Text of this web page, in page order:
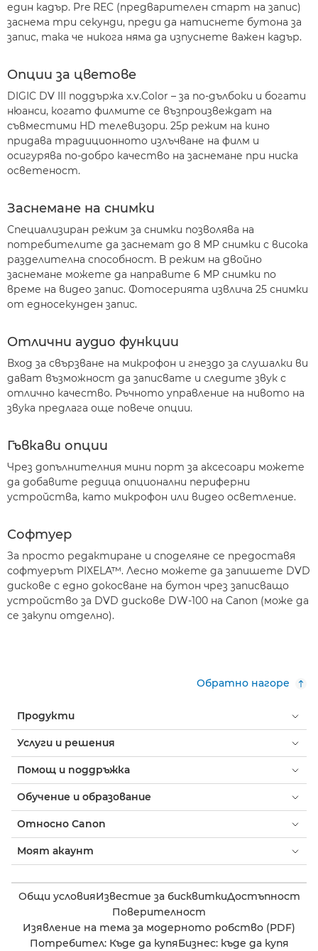
един кадър. Pre REC (предварителен старт на запис)
заснема три секунди, преди да натиснете бутона за
запис, така че никога няма да изпуснете важен кадър.
Опции за цветове
DIGIC DV III поддържа x.v.Color – за по-дълбоки и богати
нюанси, когато филмите се възпроизвеждат на
съвместими HD телевизори. 25p режим на кино
придава традиционното излъчване на филм и
осигурява по-добро качество на заснемане при ниска
осветеност.
Заснемане на снимки
Специализиран режим за снимки позволява на
потребителите да заснемат до 8 MP снимки с висока
разделителна способност. В режим на двойно
заснемане можете да направите 6 MP снимки по
време на видео запис. Фотосерията извлича 25 снимки
от едносекунден запис.
Отлични аудио функции
Вход за свързване на микрофон и гнездо за слушалки ви
дават възможност да записвате и следите звук с
отлично качество. Ръчното управление на нивото на
звука предлага още повече опции.
Гъвкави опции
Чрез допълнителния мини порт за аксесоари можете
да добавите редица опционални периферни
устройства, като микрофон или видео осветление.
Софтуер
За просто редактиране и споделяне се предоставя
софтуерът PIXELA™. Лесно можете да запишете DVD
дискове с едно докосване на бутон чрез записващо
устройство за DVD дискове DW-100 на Canon (може да
се закупи отделно).
Обратно нагоре
Продукти
Услуги и решения
Помощ и поддръжка
Обучение и образование
Относно Canon
Моят акаунт
Общи условияИзвестие за бисквиткиДостъпност
Поверителност
Изявление на тема за модерното робство (PDF)
Потребител: Къде да купяБизнес: къде да купя